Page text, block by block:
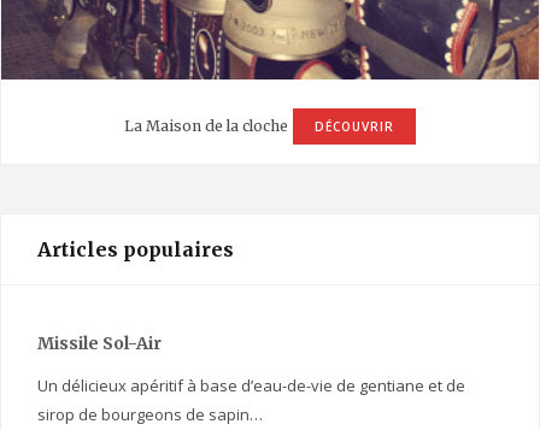
La Maison de la cloche DÉCOUVRIR
Articles populaires
Missile Sol-Air
Un délicieux apéritif à base d’eau-de-vie de gentiane et de
sirop de bourgeons de sapin…